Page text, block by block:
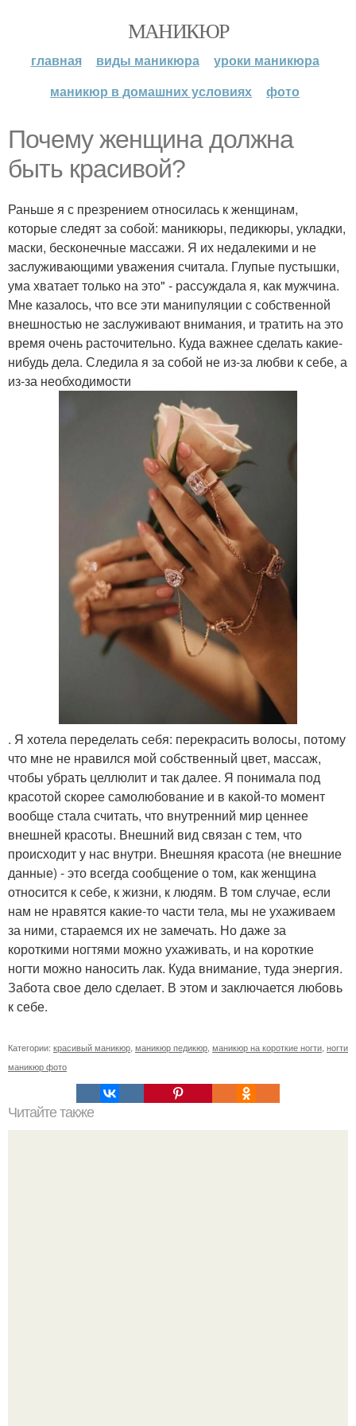
МАНИКЮР
главная виды маникюра
уроки маникюра
маникюр в домашних условиях
фото
Почему женщина должна
быть красивой?
Раньше я с презрением относилась к женщинам,
которые следят за собой: маникюры, педикюры, укладки,
маски, бесконечные массажи. Я их недалекими и не
заслуживающими уважения считала. Глупые пустышки,
ума хватает только на это" - рассуждала я, как мужчина.
Мне казалось, что все эти манипуляции с собственной
внешностью не заслуживают внимания, и тратить на это
время очень расточительно. Куда важнее сделать какие-
нибудь дела. Следила я за собой не из-за любви к себе, а
из-за необходимости
. Я хотела переделать себя: перекрасить волосы, потому
что мне не нравился мой собственный цвет, массаж,
чтобы убрать целлюлит и так далее. Я понимала под
красотой скорее самолюбование и в какой-то момент
вообще стала считать, что внутренний мир ценнее
внешней красоты. Внешний вид связан с тем, что
происходит у нас внутри. Внешняя красота (не внешние
данные) - это всегда сообщение о том, как женщина
относится к себе, к жизни, к людям. В том случае, если
нам не нравятся какие-то части тела, мы не ухаживаем
за ними, стараемся их не замечать. Но даже за
короткими ногтями можно ухаживать, и на короткие
ногти можно наносить лак. Куда внимание, туда энергия.
Забота свое дело сделает. В этом и заключается любовь
к себе.
Категории: красивый маникюр, маникюр педикюр, маникюр на короткие ногти, ногти
маникюр фото
Читайте также